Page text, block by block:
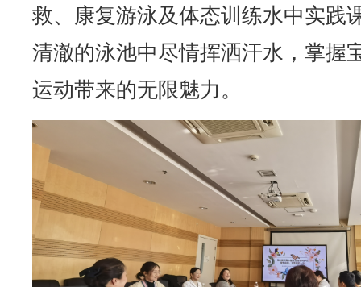
救、康复游泳及体态训练水中实践
清澈的泳池中尽情挥洒汗水，掌握
运动带来的无限魅力。